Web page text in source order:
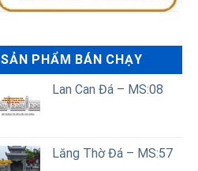
SẢN PHẨM BÁN CHẠY
Lan Can Đá – MS:08
Lăng Thờ Đá – MS:57